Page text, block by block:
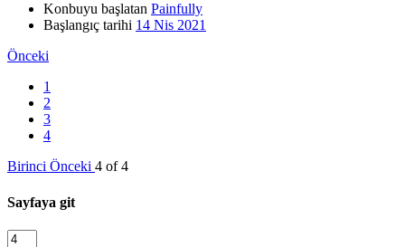
Konbuyu başlatan Painfully
Başlangıç tarihi 14 Nis 2021
Önceki
1
2
3
4
Birinci Önceki 4 of 4
Sayfaya git